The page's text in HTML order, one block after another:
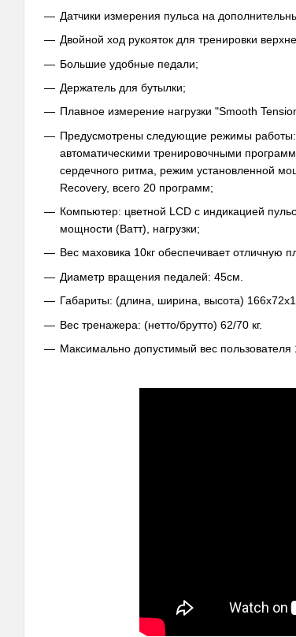
Датчики измерения пульса на
Двойной ход рукояток для тренировки
Большие удобные педали;
Держатель для бутылки;
Плавное измерение нагрузки "Smooth
Предусмотрены следующие режимы работы:
автоматическими тренировочными
сердечного ритма, режим установленной
Recovery, всего 20 программ;
Компьютер: цветной LCD с индикацией
мощности (Ватт), нагрузки;
Вес маховика 10кг обеспечивает отличную
Диаметр вращения педалей: 45см.
Габариты: (длина, ширина, высота)
Вес тренажера: (нетто/брутто) 62/70 кг.
Максимально допустимый вес пользователя